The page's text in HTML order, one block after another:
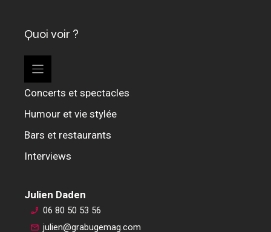
Quoi voir ?
Concerts et spectacles
Humour et vie stylée
Bars et restaurants
Interviews
Julien Daden
06 80 50 53 56
julien@grabugemag.com